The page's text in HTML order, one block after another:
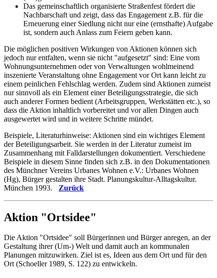
Das gemeinschaftlich organisierte Straßenfest fördert die
Nachbarschaft und zeigt, dass das Engagement z.B. für die
Erneuerung einer Siedlung nicht nur eine (ernsthafte) Aufgabe
ist, sondern auch Anlass zum Feiern geben kann.
Die möglichen positiven Wirkungen von Aktionen können sich
jedoch nur entfalten, wenn sie nicht "aufgesetzt" sind: Eine vom
Wohnungsunternehmen oder von Verwaltungen wohlmeinend
inszenierte Veranstaltung ohne Engagement vor Ort kann leicht zu
einem peinlichen Fehlschlag werden. Zudem sind Aktionen zumeist
nur sinnvoll als ein Element einer Beteiligungsstrategie, die sich
auch anderer Formen bedient (Arbeitsgruppen, Werkstätten etc.), so
dass die Aktion inhaltlich vorbereitet und vor allen Dingen auch
ausgewertet wird und in weitere Schritte mündet.
Beispiele, Literaturhinweise: Aktionen sind ein wichtiges Element
der Beteiligungsarbeit. Sie werden in der Literatur zumeist im
Zusammenhang mit Falldarstellungen dokumentiert. Verschiedene
Beispiele in diesem Sinne finden sich z.B. in den Dokumentationen
des Münchner Vereins Urbanes Wohnen e.V.: Urbanes Wohnen
(Hg), Bürger gestalten ihre Stadt. Planungskultur-Alltagskultur.
München 1993.
Zurück
Aktion "Ortsidee"
Die Aktion "Ortsidee" soll Bürgerinnen und Bürger anregen, an der
Gestaltung ihrer (Um-) Welt und damit auch an kommunalen
Planungen mitzuwirken. Ziel ist es, Ideen aus dem Ort und für den
Ort (Schoeller 1989, S. 122) zu entwickeln.